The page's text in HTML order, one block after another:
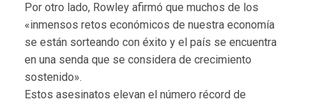
Por otro lado, Rowley afirmó que muchos de los
«inmensos retos económicos de nuestra economía
se están sorteando con éxito y el país se encuentra
en una senda que se considera de crecimiento
sostenido».
Estos asesinatos elevan el número récord de